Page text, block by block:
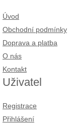
Úvod
Obchodní podmínky
Doprava a platba
O nás
Kontakt
Uživatel
Registrace
Přihlášení